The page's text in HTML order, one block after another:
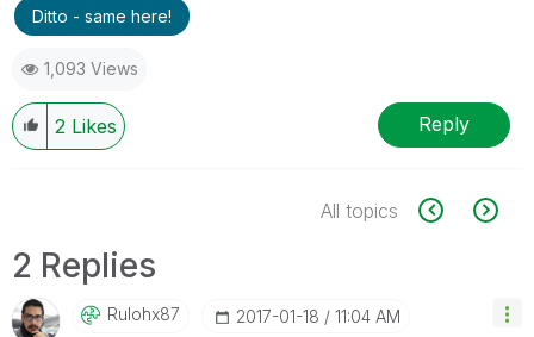
Ditto - same here!
1,093 Views
2 Likes Reply
All topics
2 Replies
Rulohx87 ‎2017-01-18 11:04 AM